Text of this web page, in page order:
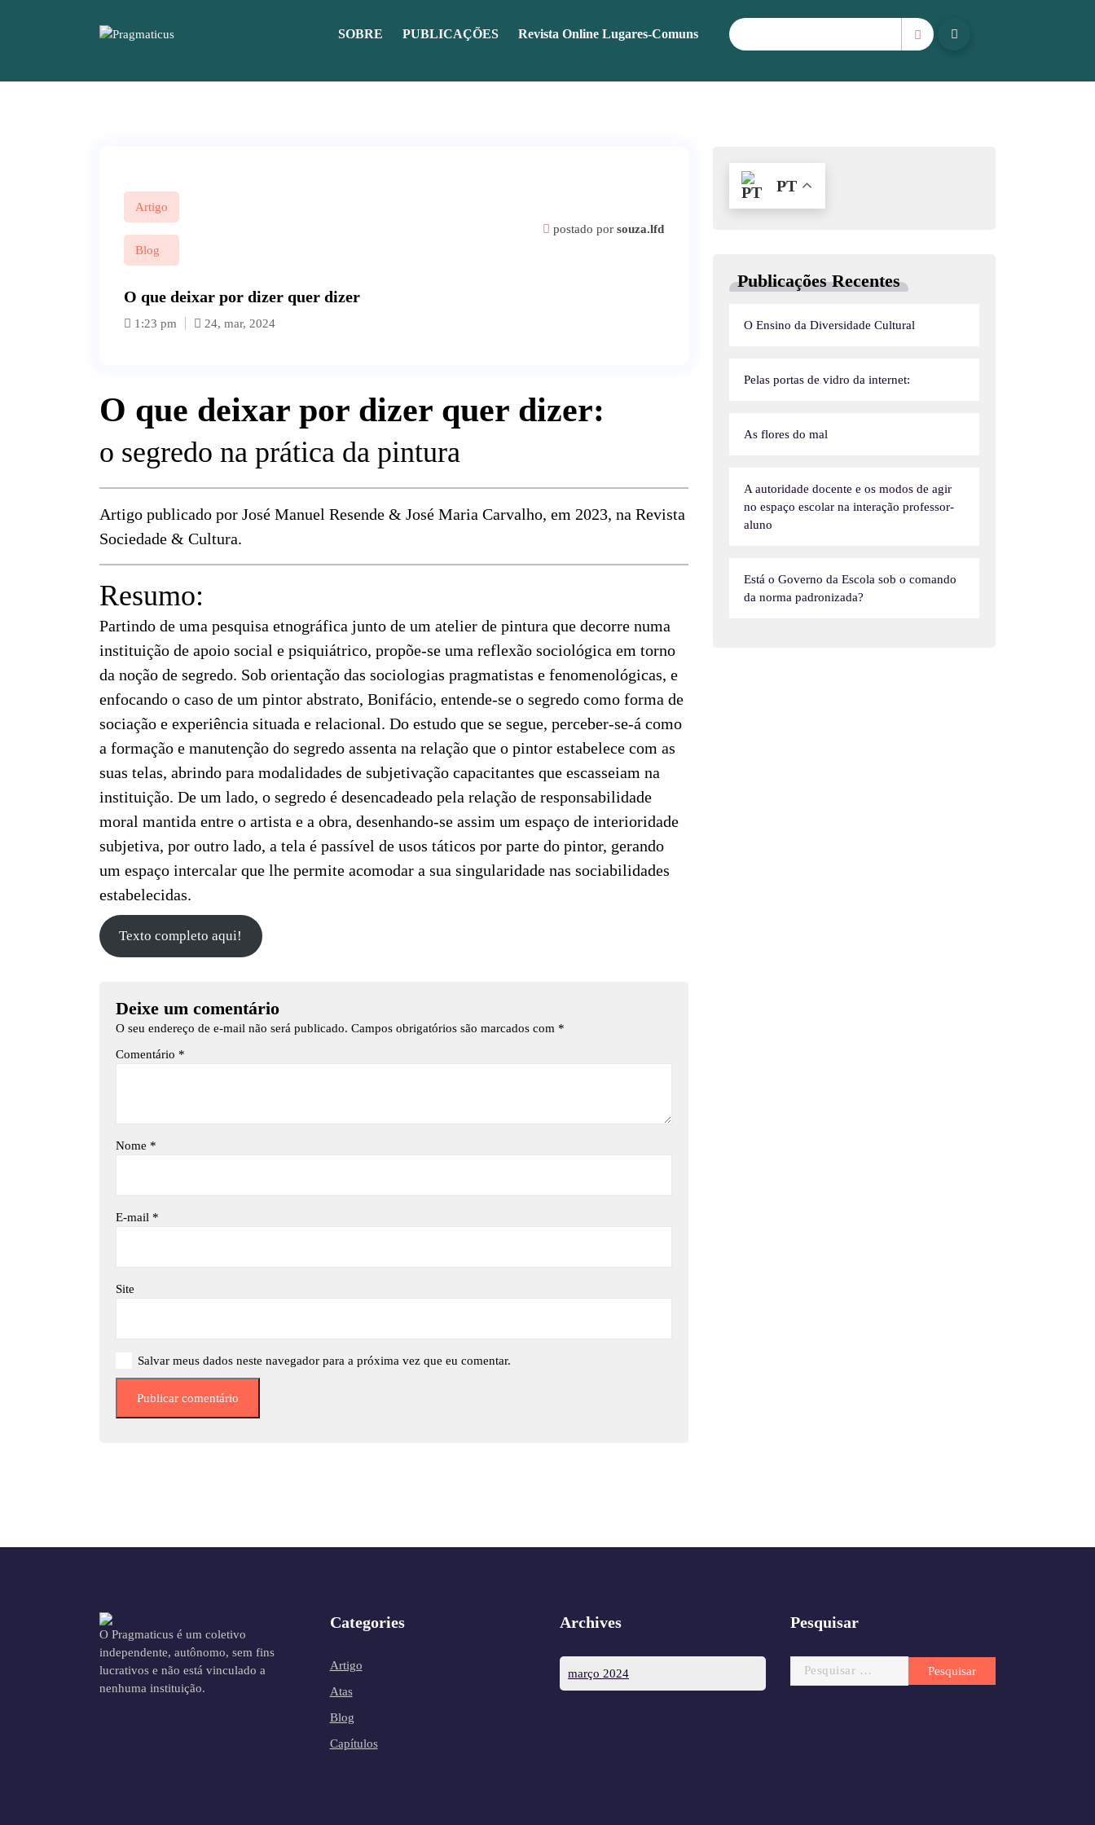
r
SOBRE PUBLICAÇÕES Revista Online Lugares-Comuns
Artigo
Blog
postado porsouza.lfd
O que deixar por dizer quer dizer
1:23 pm 24, mar, 2024
O que deixar por dizer quer dizer:
o segredo na prática da pintura
Artigo publicado por José Manuel Resende & José Maria Carvalho, em 2023, na Revista
Sociedade & Cultura.
Resumo:
Partindo de uma pesquisa etnográfica junto de um atelier de pintura que decorre numa
instituição de apoio social e psiquiátrico, propõe-se uma reflexão sociológica em torno
da noção de segredo. Sob orientação das sociologias pragmatistas e fenomenológicas, e
enfocando o caso de um pintor abstrato, Bonifácio, entende-se o segredo como forma de
sociação e experiência situada e relacional. Do estudo que se segue, perceber-se-á como
a formação e manutenção do segredo assenta na relação que o pintor estabelece com as
suas telas, abrindo para modalidades de subjetivação capacitantes que escasseiam na
instituição. De um lado, o segredo é desencadeado pela relação de responsabilidade
moral mantida entre o artista e a obra, desenhando-se assim um espaço de interioridade
subjetiva, por outro lado, a tela é passível de usos táticos por parte do pintor, gerando
um espaço intercalar que lhe permite acomodar a sua singularidade nas sociabilidades
estabelecidas.
Texto completo aqui!
Deixe um comentário
O seu endereço de e-mail não será publicado. Campos obrigatórios são marcados com *
Comentário *
Nome *
E-mail *
Site
Salvar meus dados neste navegador para a próxima vez que eu comentar.
PT
Publicações Recentes
O Ensino da Diversidade Cultural
Pelas portas de vidro da internet:
As flores do mal
A autoridade docente e os modos de agir
no espaço escolar na interação professor-
aluno
Está o Governo da Escola sob o comando
da norma padronizada?
O Pragmaticus é um coletivo
independente, autônomo, sem fins
lucrativos e não está vinculado a
nenhuma instituição.
Categories
Artigo
Atas
Blog
Capítulos
Archives
março 2024
Pesquisar
Pesquisar